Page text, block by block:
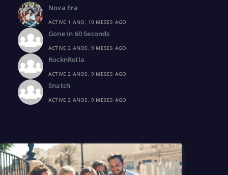
Nova Era
ACTIVE 1 ANO, 10 MESES AGO
Gone In 60 Seconds
ACTIVE 2 ANOS, 9 MESES AGO
RocknRolla
ACTIVE 2 ANOS, 9 MESES AGO
Snatch
ACTIVE 2 ANOS, 9 MESES AGO